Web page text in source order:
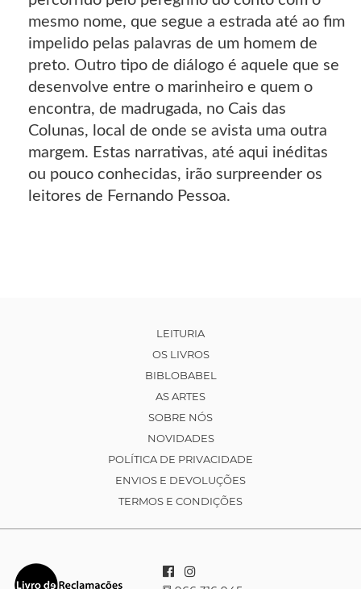
mesmo nome, que segue a estrada até ao fim
impelido pelas palavras de um homem de
preto. Outro tipo de diálogo é aquele que se
desenvolve entre o marinheiro e quem o
encontra, de madrugada, no Cais das
Colunas, local de onde se avista uma outra
margem. Estas narrativas, até aqui inéditas
ou pouco conhecidas, irão surpreender os
leitores de Fernando Pessoa.
LEITURIA
OS LIVROS
BIBLOBABEL
AS ARTES
SOBRE NÓS
NOVIDADES
POLÍTICA DE PRIVACIDADE
ENVIOS E DEVOLUÇÕES
TERMOS E CONDIÇÕES